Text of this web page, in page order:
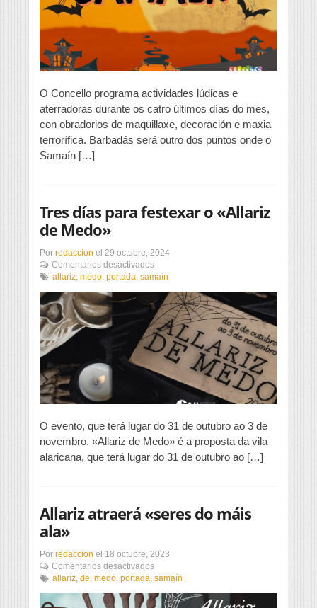
vello
da
Valenzá
en
“Alicia
no
dos
pesadelos”
O Concello programa actividades lúdicas e
aterradoras durante os catro últimos días do mes,
con obradorios de maquillaxe, decoración e maxia
terrorífica. Barbadás será outro dos puntos onde o
Samaín […]
Tres días para festexar o «Allariz
de Medo»
Por redaccion el 29 octubre, 2024
Comentarios desactivadosen
Tres
para
festexar
o
«Allariz
de
Medo»
allariz, medo, portada, samaín
O evento, que terá lugar do 31 de outubro ao 3 de
novembro. «Allariz de Medo» é a proposta da vila
alaricana, que terá lugar do 31 de outubro ao […]
Allariz atraerá «seres do máis
ala»
Por redaccion el 18 octubre, 2023
Comentarios desactivadosen
Allariz
«seres
allariz, de, medo, portada, samaín